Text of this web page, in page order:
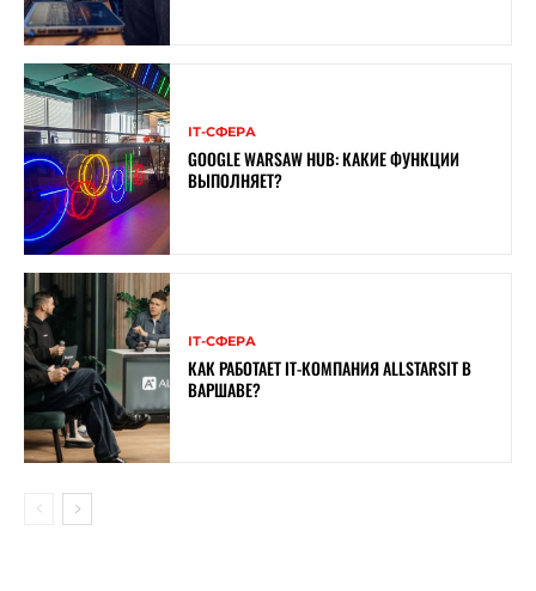
ІТ-СФЕРА
GOOGLE WARSAW HUB: КАКИЕ ФУНКЦИИ
ВЫПОЛНЯЕТ?
ІТ-СФЕРА
КАК РАБОТАЕТ IT-КОМПАНИЯ ALLSTARSIT В
ВАРШАВЕ?